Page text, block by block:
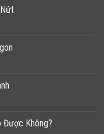
Được Không?